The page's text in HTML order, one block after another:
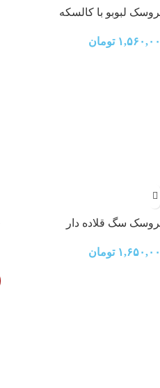
لبوبو با کالسکه
تومان
سگ قلاده دار
تومان